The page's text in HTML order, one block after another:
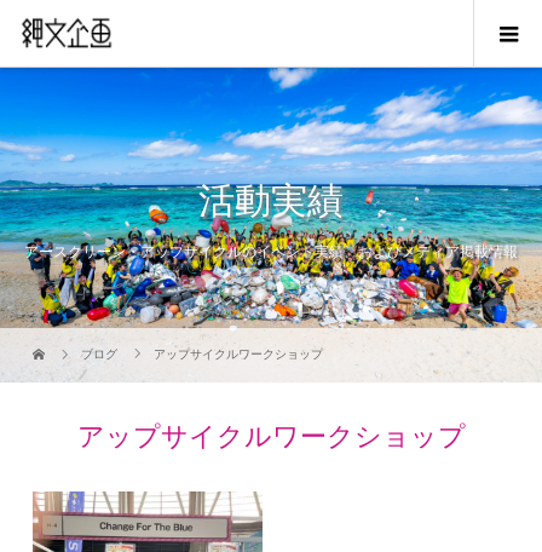
活動実績
アースクリーン・アップサイクルのイベント実績、およびメディア掲載情報
ブログ アップサイクルワークショップ
アップサイクルワークショップ